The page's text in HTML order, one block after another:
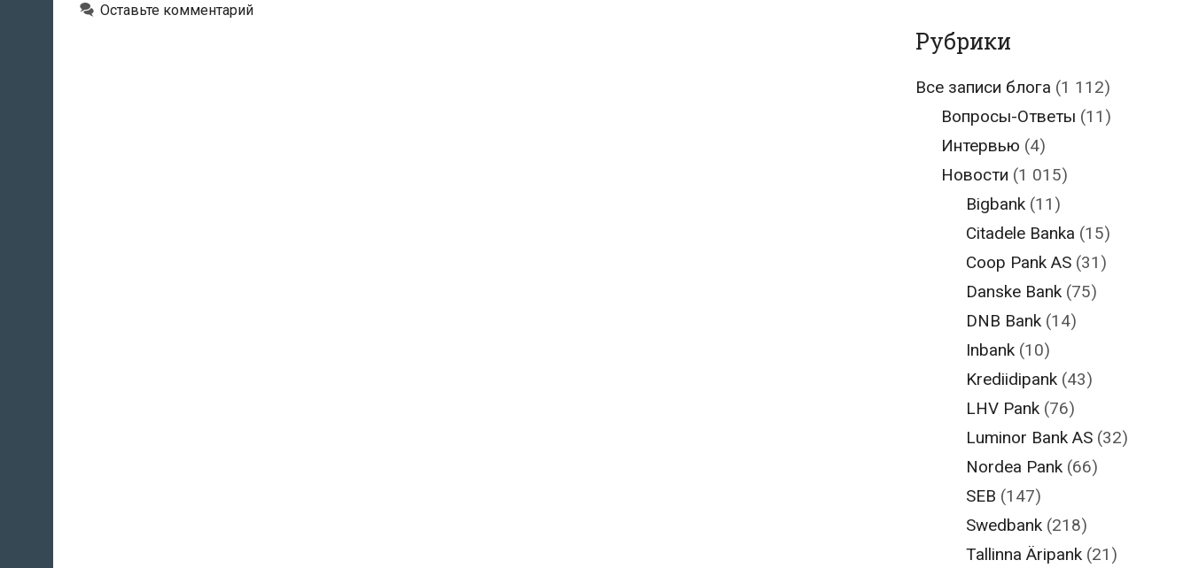
Эстонского
Оставьте комментарий
Рубрики
Все записи блога (1 112)
Вопросы-Ответы (11)
Интервью (4)
Новости (1 015)
Bigbank (11)
Citadele Banka (15)
Coop Pank AS (31)
Danske Bank (75)
DNB Bank (14)
Inbank (10)
Krediidipank (43)
LHV Pank (76)
Luminor Bank AS (32)
Nordea Pank (66)
SEB (147)
Swedbank (218)
Tallinna Äripank (21)